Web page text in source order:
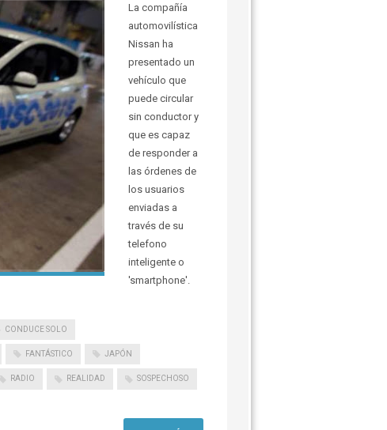
La compañía
automovilística
Nissan ha
presentado un
vehículo que
puede circular
sin conductor y
que es capaz
de responder a
las órdenes de
los usuarios
enviadas a
través de su
telefono
inteligente o
'smartphone'.
CONDUCE SOLO
FANTÁSTICO JAPÓN
RADIO REALIDAD SOSPECHOSO